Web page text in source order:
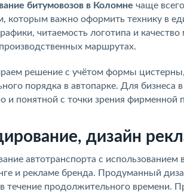
битумовозов в Коломне чаще
которым важно оформить технику в
читаемость логотипа и
маршрутах.
решение с учётом формы цистерны,
порядка в автопарке. Для
и понятной с точки зрения фирменной
дизайн
автотранспорта с
и рекламе бренда. Продуманный
течение продолжительного времени.